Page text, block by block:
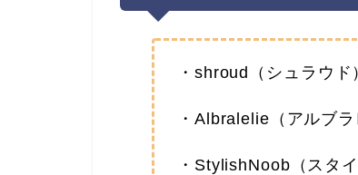
・shroud（シュラウ
・Albralelie（アルブ
・StylishNoob（スタ